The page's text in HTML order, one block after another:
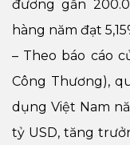
đương gần
hàng năm đạt
– Theo báo cáo
Công Thương),
dụng Việt Nam
tỷ USD, tăng